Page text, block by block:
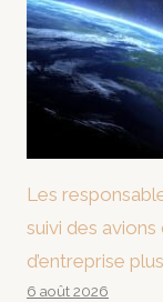
Les
suivi des
d’entreprise
6 août 2026